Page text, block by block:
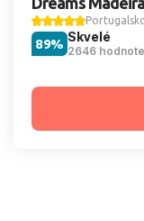
Skvelé
2646
89%